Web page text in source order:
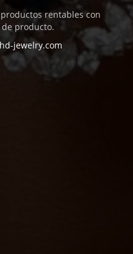
rentables con
producto.
jewelry.com